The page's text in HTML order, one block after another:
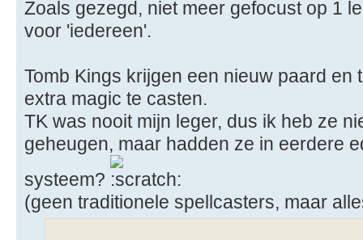
Zoals gezegd, niet meer gefocust op 1
voor 'iedereen'.
Tomb Kings krijgen een nieuw paard en
extra magic te casten.
TK was nooit mijn leger, dus ik heb ze
geheugen, maar hadden ze in eerdere
systeem?
(geen traditionele spellcasters, maar